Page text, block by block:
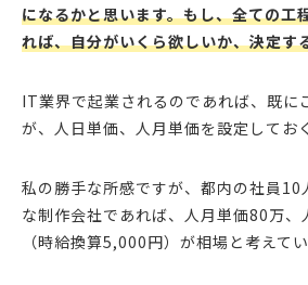
になるかと思います。もし、全ての工
れば、自分がいくら欲しいか、決定す
IT業界で起業されるのであれば、既に
が、人日単価、人月単価を設定してお
私の勝手な所感ですが、都内の社員10
な制作会社であれば、人月単価80万
（時給換算5,000円）が相場と考えてい